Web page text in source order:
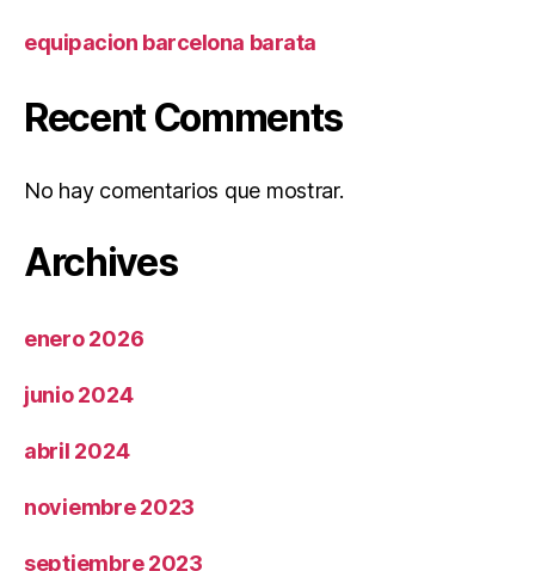
equipacion barcelona barata
Recent Comments
No hay comentarios que mostrar.
Archives
enero 2026
junio 2024
abril 2024
noviembre 2023
septiembre 2023